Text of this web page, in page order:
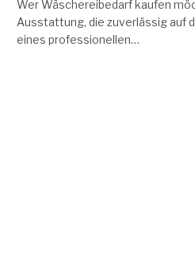
Wer Wäschereibedarf kaufen
Ausstattung, die zuverlässig auf
eines professionellen…